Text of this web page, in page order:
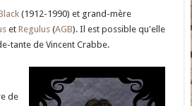
(1912-1990) et grand-mère
etRegulus (AGB). Il est possible qu'elle
tante de Vincent Crabbe.
de